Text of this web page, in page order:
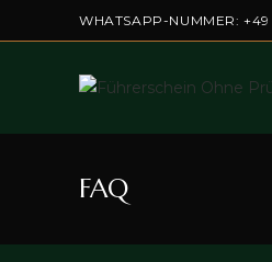
WHATSAPP-NUMMER: +49
FAQ